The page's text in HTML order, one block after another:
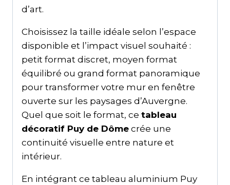
d’art.
Choisissez la taille idéale selon l’espace
disponible et l’impact visuel souhaité :
petit format discret, moyen format
équilibré ou grand format panoramique
pour transformer votre mur en fenêtre
ouverte sur les paysages d’Auvergne.
Quel que soit le format, ce tableau
décoratif Puy de Dôme crée une
continuité visuelle entre nature et
intérieur.
En intégrant ce tableau aluminium Puy